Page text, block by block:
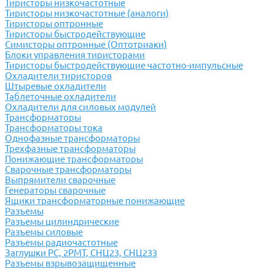
Тиристоры низкочастотные
Тиристоры низкочастотные (аналоги)
Тиристоры оптронные
Тиристоры быстродействующие
Симисторы оптронные (Оптотриаки)
Блоки управления тиристорами
Тиристоры быстродействующие частотно-импульсные
Охладители тиристоров
Штыревые охладители
Таблеточные охладители
Охладители для силовых модулей
Трансформаторы
Трансформаторы тока
Однофазные трансформаторы
Трехфазные трансформаторы
Понижающие трансформаторы
Сварочные трансформаторы
Выпрямители сварочные
Генераторы сварочные
Ящики трансформаторные понижающие
Разъемы
Разъемы цилиндрические
Разъемы силовые
Разъемы радиочастотные
Заглушки РС, 2РМТ, СНЦ23, СНЦ233
Разъемы взрывозащищенные